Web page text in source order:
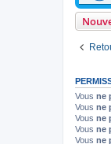
Vous ne
Vous ne
Vous ne
Vous ne
Vous ne